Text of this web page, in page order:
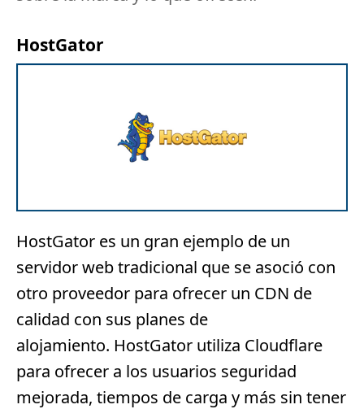
HostGator
HostGator es un gran ejemplo de un
servidor web tradicional que se asoció con
otro proveedor para ofrecer un CDN de
calidad con sus planes de
alojamiento. HostGator utiliza Cloudflare
para ofrecer a los usuarios seguridad
mejorada, tiempos de carga y más sin tener